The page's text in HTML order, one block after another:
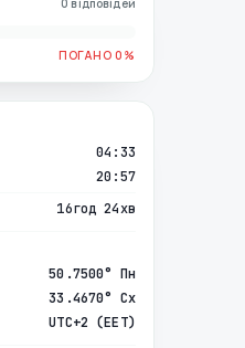
ПОГАНО 0%
04:33
20:57
16год 24хв
50.7500° Пн
33.4670° Сх
UTC+2 (EET)